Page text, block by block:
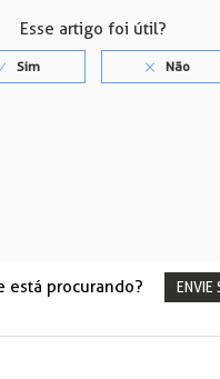
Esse artigo foi útil?
está procurando? ENVIE